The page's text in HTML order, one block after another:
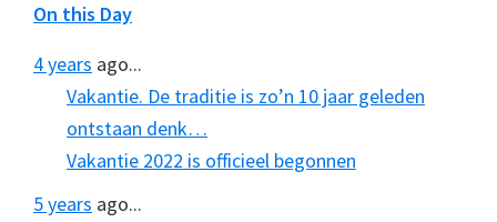
On this Day
4 years ago...
Vakantie. De traditie is zo’n 10 jaar geleden
ontstaan denk…
Vakantie 2022 is officieel begonnen
5 years ago...